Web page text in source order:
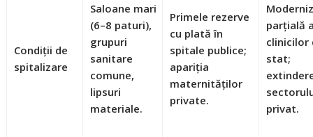
Condiții de
spitalizare
Saloane mari
(6–8 paturi),
grupuri
sanitare
comune,
lipsuri
materiale.
Primele rezerve
cu plată în
spitale publice;
apariția
maternităților
private.
parțială
clinicilor
stat;
privat.